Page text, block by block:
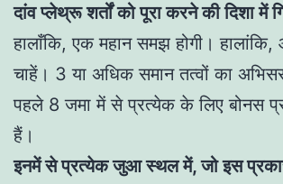
दांव प्लेथ्रू शर्तों को पूरा करने की दिशा में
हालाँकि, एक महान समझ होगी।
चाहें। 3 या अधिक समान तत्वों का
पहले 8 जमा में से प्रत्येक के लिए बोनस
हैं।
इनमें से प्रत्येक जुआ स्थल में, जो इस